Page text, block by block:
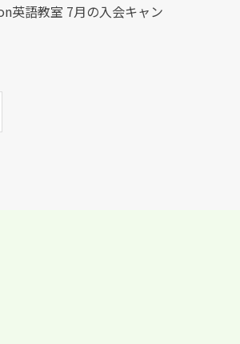
英語教室 7月の入会キャン